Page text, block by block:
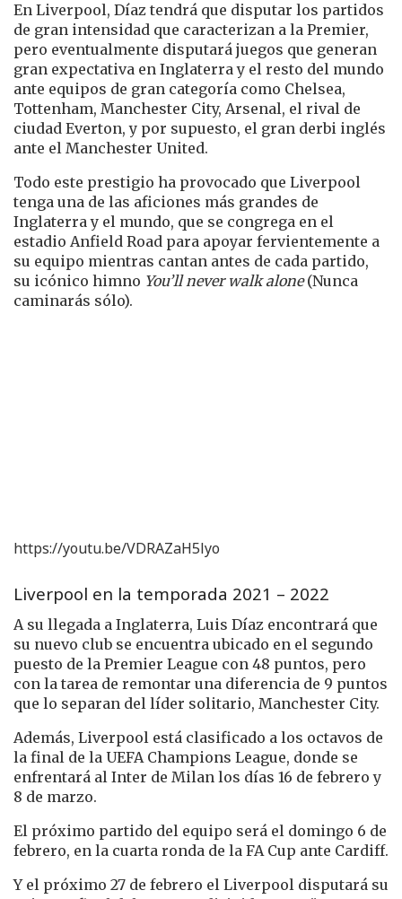
En Liverpool, Díaz tendrá que disputar los partidos
de gran intensidad que caracterizan a la Premier,
pero eventualmente disputará juegos que generan
gran expectativa en Inglaterra y el resto del mundo
ante equipos de gran categoría como Chelsea,
Tottenham, Manchester City, Arsenal, el rival de
ciudad Everton, y por supuesto, el gran derbi inglés
ante el Manchester United.
Todo este prestigio ha provocado que Liverpool
tenga una de las aficiones más grandes de
Inglaterra y el mundo, que se congrega en el
estadio Anfield Road para apoyar fervientemente a
su equipo mientras cantan antes de cada partido,
su icónico himno You’ll never walk alone(Nunca
caminarás sólo).
https://youtu.be/VDRAZaH5lyo
Liverpool en la temporada 2021 – 2022
A su llegada a Inglaterra, Luis Díaz encontrará que
su nuevo club se encuentra ubicado en el segundo
puesto de la Premier League con 48 puntos, pero
con la tarea de remontar una diferencia de 9 puntos
que lo separan del líder solitario, Manchester City.
Además, Liverpool está clasificado a los octavos de
la final de la UEFA Champions League, donde se
enfrentará al Inter de Milan los días 16 de febrero y
8 de marzo.
El próximo partido del equipo será el domingo 6 de
febrero, en la cuarta ronda de la FA Cup ante Cardiff.
Y el próximo 27 de febrero el Liverpool disputará su